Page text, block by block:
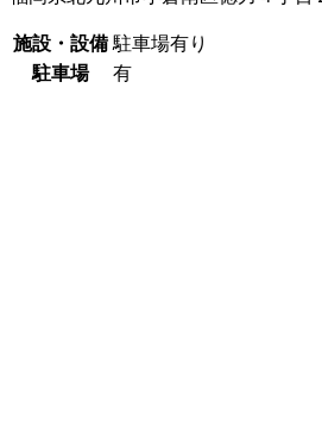
施設・設備 駐車場有り
駐車場
有